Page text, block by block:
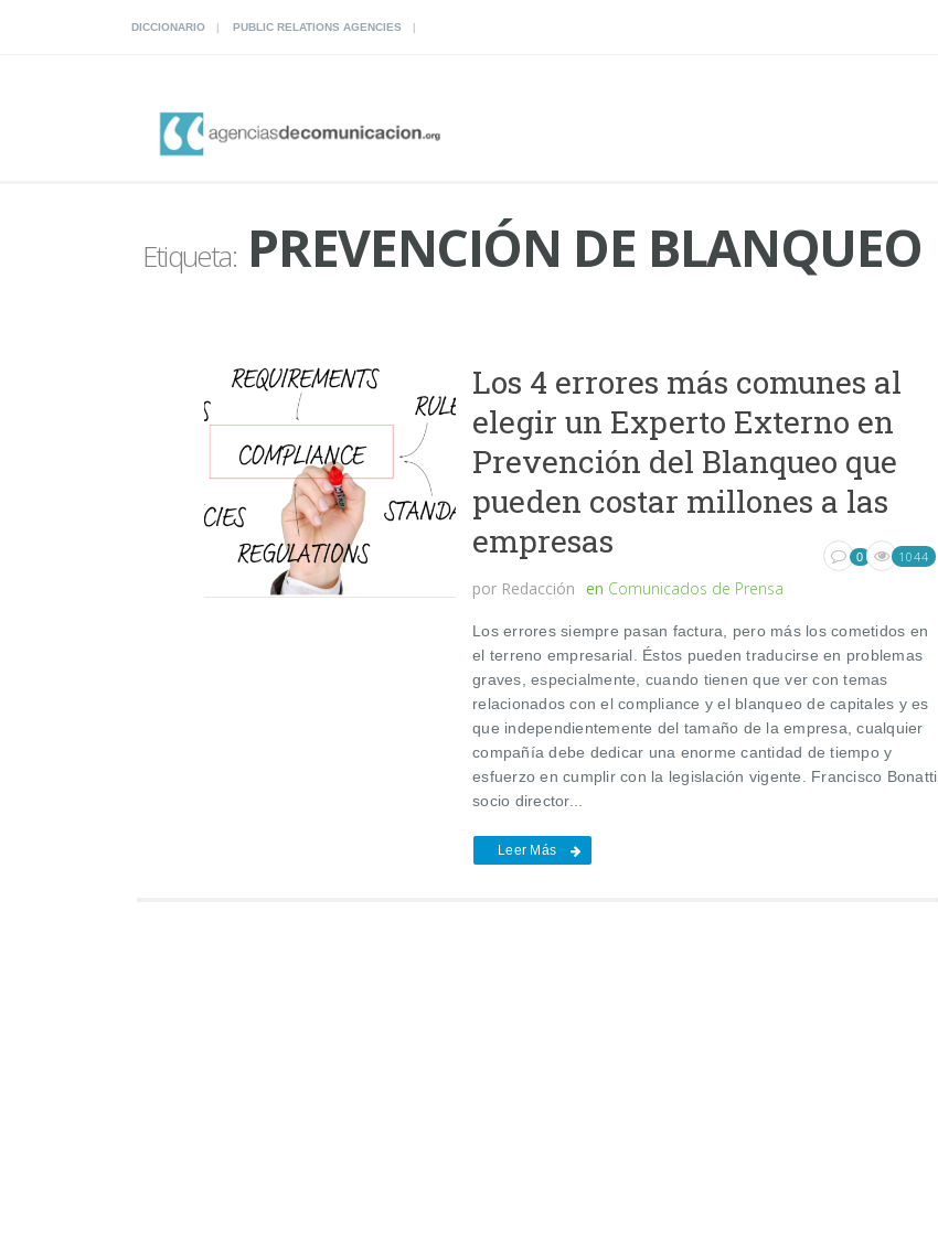
DICCIONARIO PUBLIC RELATIONS AGENCIES
Etiqueta:PREVENCIÓN DE BLANQUEO
Los 4 errores más comunes al
elegir un Experto Externo en
Prevención del Blanqueo que
pueden costar millones a las
empresas
por Redacción en Comunicados de Prensa
0 1044
Los errores siempre pasan factura, pero más los cometidos en
el terreno empresarial. Éstos pueden traducirse en problemas
graves, especialmente, cuando tienen que ver con temas
relacionados con el compliance y el blanqueo de capitales y es
que independientemente del tamaño de la empresa, cualquier
compañía debe dedicar una enorme cantidad de tiempo y
esfuerzo en cumplir con la legislación vigente. Francisco Bonatti,
socio director...
Leer Más